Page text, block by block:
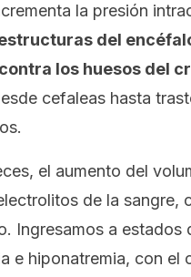
la presión
del
los huesos del
cefaleas hasta
el aumento del
de la sangre,
Ingresamos a estados
e hiponatremia, con el